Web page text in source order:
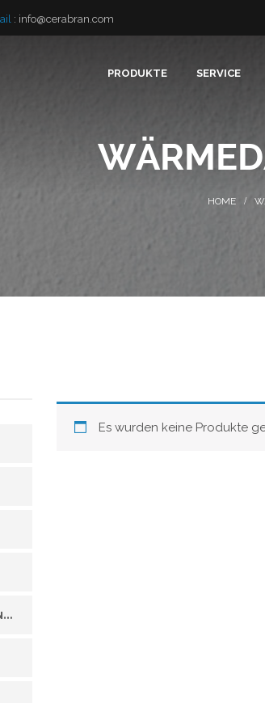
: info@cerabran.com
PRODUKTE SERVICE
Es wurden keine Produkte